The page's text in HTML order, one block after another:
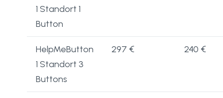
1 Standort 1
Button
HelpMeButton
1 Standort 3
Buttons
297 € 240 €